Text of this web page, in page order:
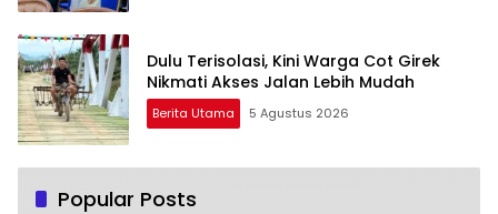
Dulu Terisolasi, Kini Warga Cot Girek
Nikmati Akses Jalan Lebih Mudah
Berita Utama 5 Agustus 2026
Popular Posts